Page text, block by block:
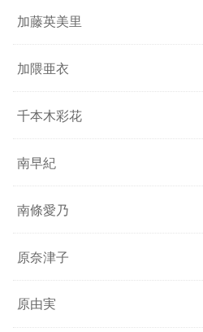
加藤英美里
加隈亜衣
千本木彩花
南早紀
南條愛乃
原奈津子
原由実